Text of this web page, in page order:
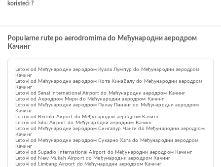
koristeći ?
Popularne rute po aerodromima do Међународни аеродром
Качинг
Letovi od Међународни аеродром Куала Лумпур do Међународни аеродром
Качинг
Letovi od Међународни аеродром Кота Кинабалу do Међународни аеродром
Качинг
Letovi od Senai International Airport do Међународни аеродром Качинг
Letovi od Aеродром Мири do Међународни аеродром Качинг
Letovi od Међународни аеродром Пулау Пинанг do Међународни аеродром
Качинг
Letovi od Bintulu Airport do Међународни аеродром Качинг
Letovi od Sibu Airport do Међународни аеродром Качинг
Letovi od Међународни аеродром Сингапур Чанги do Међународни аеродром
Качинг
Letovi od Међународни аеродром Сукарно Хата do Међународни аеродром
Качинг
Letovi od Supadio International Airport do Међународни аеродром Качинг
Letovi od New Mukah Airport do Међународни аеродром Качинг
Letovi od Limbang Airport do Међународни аеродром Качинг